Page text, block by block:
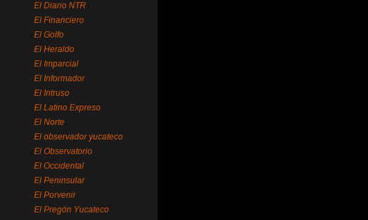
El Diario NTR
El Financiero
El Golfo
El Heraldo
El Imparcial
El Informador
El Intruso
El Latino Expreso
El Norte
El observador yucateco
El Observatorio
El Occidental
El Peninsular
El Porvenir
El Pregón Yucateco